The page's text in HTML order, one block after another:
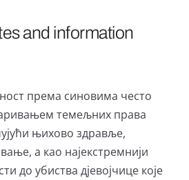
and information
према синовима често
темељних права
њихово здравље,
а као најекстремнији
до убиства дјевојчице које